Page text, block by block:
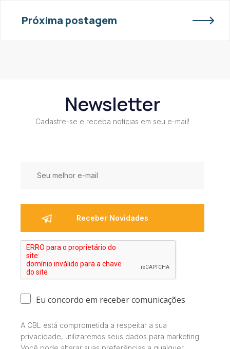
Próxima postagem
Newsletter
Cadastre-se e receba notícias em seu e-mail!
Eu concordo em receber comunicações
A CBL está comprometida a respeitar a sua
privacidade, utilizaremos seus dados para marketing.